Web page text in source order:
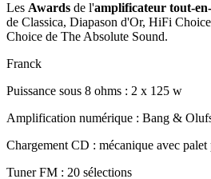
Les Awards de l'amplificateur tout-
de Classica, Diapason d'Or, HiFi
Choice de The Absolute Sound.
Franck
Puissance sous 8 ohms : 2 x 125 w
Amplification numérique : Bang &
Chargement CD : mécanique avec palet
Tuner FM : 20 sélections